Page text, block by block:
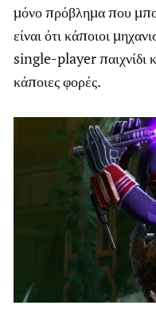
μόνο πρόβλημα που
είναι ότι κάποιοι
single-player παιχνίδι
κάποιες φορές.